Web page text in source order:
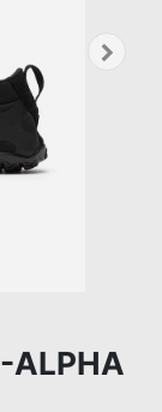
ALPHA